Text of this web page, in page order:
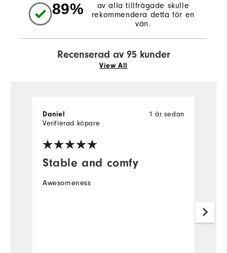
89%
av alla tillfrågade skulle
rekommendera detta för en
vän.
Recenserad av 95 kunder
View All
Stable and comfy
1 år sedan
Daniel
Verifierad köpare
Awesomeness